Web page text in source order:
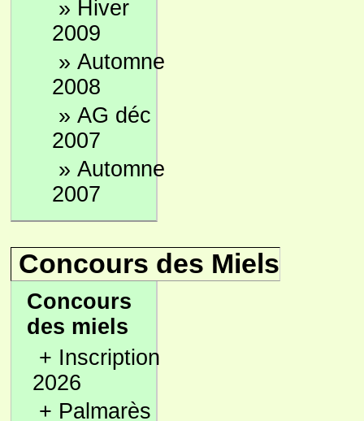
» Hiver
2009
» Automne
2008
» AG déc
2007
» Automne
2007
Concours des Miels
Concours
des miels
+ Inscription
2026
+ Palmarès